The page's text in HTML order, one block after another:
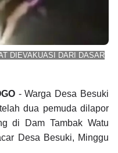
DIEVAKUASI DARI DASAR
- Warga Desa Besuki
dua pemuda dilapor
di Dam Tambak Watu
Desa Besuki, Minggu